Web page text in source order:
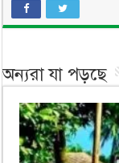
অন্যরা যা পড়ছে